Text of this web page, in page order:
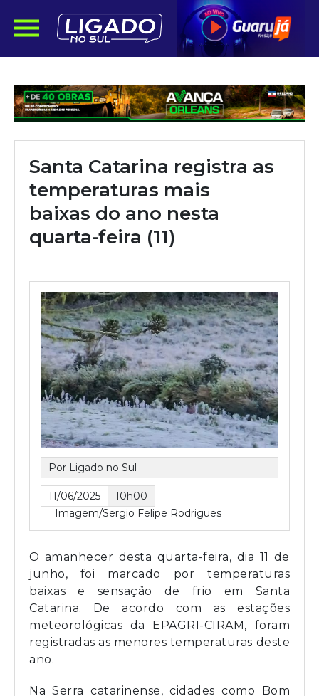
Santa Catarina registra as
temperaturas mais
baixas do ano nesta
quarta-feira (11)
Por Ligado no Sul
11/06/2025
10h00
Imagem/Sergio Felipe Rodrigues
O amanhecer desta quarta-feira, dia 11 de
junho, foi marcado por temperaturas
baixas e sensação de frio em Santa
Catarina. De acordo com as estações
meteorológicas da EPAGRI-CIRAM, foram
registradas as menores temperaturas deste
ano.
Na Serra catarinense, cidades como Bom